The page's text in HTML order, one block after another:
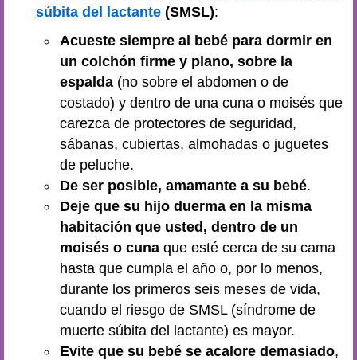
súbita del lactante (SMSL):
Acueste siempre al bebé para dormir en
un colchón firme y plano, sobre la
espalda (no sobre el abdomen o de
costado) y dentro de una cuna o moisés que
carezca de protectores de seguridad,
sábanas, cubiertas, almohadas o juguetes
de peluche.
De ser posible, amamante a su bebé.
Deje que su hijo duerma en la misma
habitación que usted, dentro de un
moisés o cuna que esté cerca de su cama
hasta que cumpla el año o, por lo menos,
durante los primeros seis meses de vida,
cuando el riesgo de SMSL (síndrome de
muerte súbita del lactante) es mayor.
Evite que su bebé se acalore demasiado,